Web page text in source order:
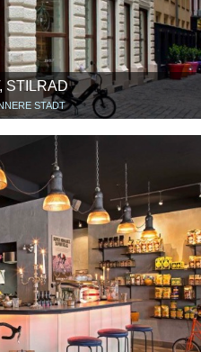
STILRAD
STADT